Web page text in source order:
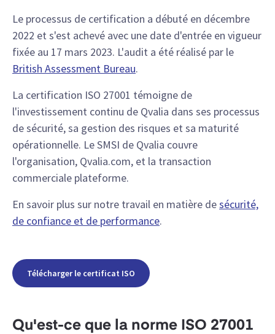
Le processus de certification a débuté en décembre
2022 et s'est achevé avec une date d'entrée en vigueur
fixée au 17 mars 2023. L'audit a été réalisé par le
British Assessment Bureau.
La certification ISO 27001 témoigne de
l'investissement continu de Qvalia dans ses processus
de sécurité, sa gestion des risques et sa maturité
opérationnelle. Le SMSI de Qvalia couvre
l'organisation, Qvalia.com, et la transaction
commerciale plateforme.
En savoir plus sur notre travail en matière desécurité,
de confiance et de performance.
Télécharger le certificat ISO
Qu'est-ce que la norme ISO 27001